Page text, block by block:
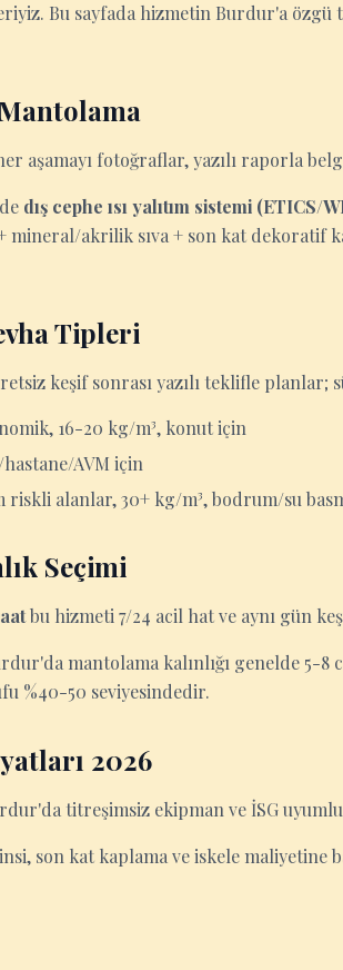
Bu sayfada hizmetin Burdur'a özgü
aşamayı fotoğraflar, yazılı raporla
dış cephe ısı yalıtım sistemi (ETICS/
mineral/akrilik sıva + son kat dekoratif
Tipleri
keşif sonrası yazılı teklifle planlar;
16-20 kg/m³, konut için
hastane/AVM için
riskli alanlar, 30+ kg/m³, bodrum/su
Seçimi
bu hizmeti 7/24 acil hat ve aynı gün
mantolama kalınlığı genelde 5-
%40-50 seviyesindedir.
2026
titreşimsiz ekipman ve İSG
son kat kaplama ve iskele maliyetine